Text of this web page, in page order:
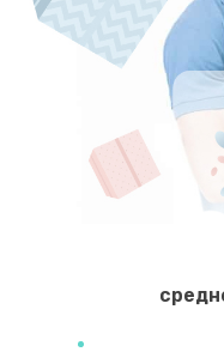
Замена